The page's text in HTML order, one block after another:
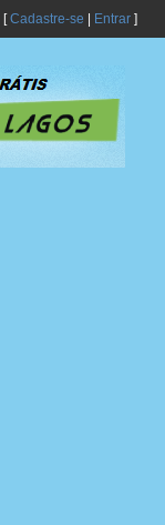
[Cadastre-se Entrar]